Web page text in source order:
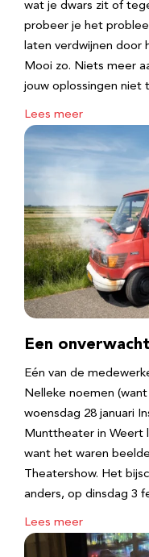
wat je dwars zit of
probeer je het
laten verdwijnen door
Mooi zo. Niets meer
jouw oplossingen niet
Lees meer
Een
Eén van de
Nelleke noemen
woensdag 28 januari
Munttheater in Weert
want het waren
Theatershow. Het
anders, op dinsdag 3
Lees meer